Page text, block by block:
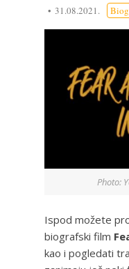
31.08.2021.
Photo:
Ispod možete
biografski film
kao i pogledati